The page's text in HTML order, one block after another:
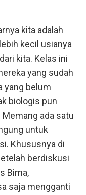
kita adalah
kecil usianya
kita. Kelas ini
yang sudah
yang belum
biologis pun
ada satu
untuk
Khususnya di
berdiskusi
Bima,
saja mengganti